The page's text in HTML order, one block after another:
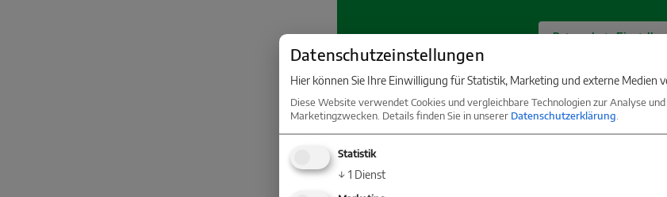
Datenschutzeinstellungen
Hier können Sie Ihre Einwilligung für Statistik, Marketing und externe Medien
Diese Website verwendet Cookies und vergleichbare Technologien zur Analyse und
Marketingzwecken. Details finden Sie in unserer Datenschutzerklärung
Statistik
↓ 1 Dienst